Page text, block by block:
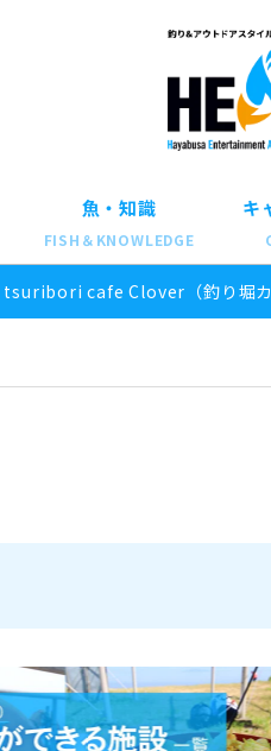
魚・知識
FISH＆KNOWLEDGE
キ
tsuribori cafe Clover（釣り堀カ